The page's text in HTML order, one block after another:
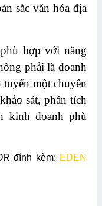
sắc văn hóa địa
hợp với năng
phải là doanh
tuyển một chuyên
sát, phân tích
kinh doanh phù
đính kèm: EDEN